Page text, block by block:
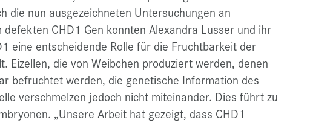
die nun ausgezeichneten Untersuchungen an
CHD1 Gen konnten Alexandra Lusser und ihr
eine entscheidende Rolle für die Fruchtbarkeit der
Eizellen, die von Weibchen produziert werden, denen
befruchtet werden, die genetische Information des
verschmelzen jedoch nicht miteinander. Dies führt zu
„Unsere Arbeit hat gezeigt, dass CHD1